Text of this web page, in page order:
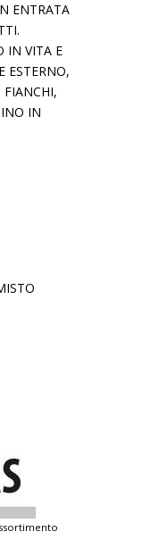
ENTRATA
IN VITA E
ESTERNO,
FIANCHI,
IN